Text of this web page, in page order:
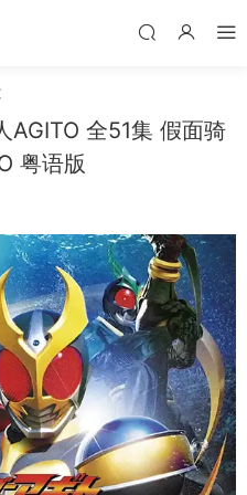
AGITO 全51集 假面骑
粤语版